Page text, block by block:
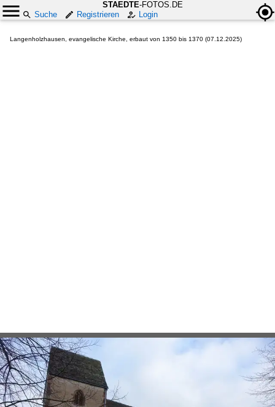
STAEDTE-FOTOS.DE
Suche
Registrieren Login
Langenholzhausen, evangelische Kirche, erbaut von 1350 bis 1370 (07.12.2025)